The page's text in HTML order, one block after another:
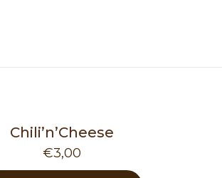
Chili’n’Cheese
€3,00